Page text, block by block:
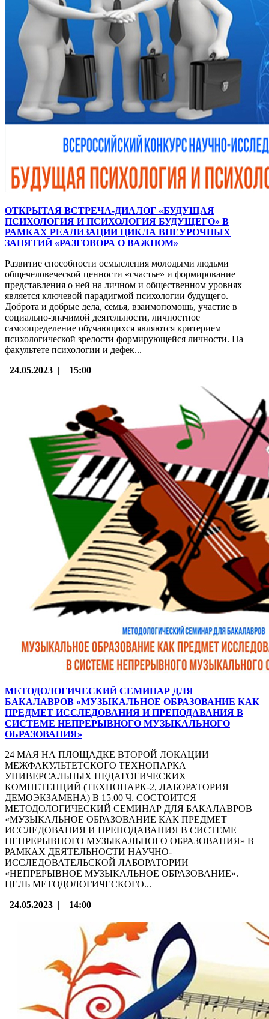
ОТКРЫТАЯ ВСТРЕЧА-ДИАЛОГ «БУДУЩАЯ
ПСИХОЛОГИЯ И ПСИХОЛОГИЯ БУДУЩЕГО» В
РАМКАХ РЕАЛИЗАЦИИ ЦИКЛА ВНЕУРОЧНЫХ
ЗАНЯТИЙ «РАЗГОВОРА О ВАЖНОМ»
Развитие способности осмысления молодыми людьми
общечеловеческой ценности «счастье» и формирование
представления о ней на личном и общественном уровнях
является ключевой парадигмой психологии будущего.
Доброта и добрые дела, семья, взаимопомощь, участие в
социально-значимой деятельности, личностное
самоопределение обучающихся являются критерием
психологической зрелости формирующейся личности. На
факультете психологии и дефек...
24.05.2023 | 15:00
МЕТОДОЛОГИЧЕСКИЙ СЕМИНАР ДЛЯ
БАКАЛАВРОВ «МУЗЫКАЛЬНОЕ ОБРАЗОВАНИЕ КАК
ПРЕДМЕТ ИССЛЕДОВАНИЯ И ПРЕПОДАВАНИЯ В
СИСТЕМЕ НЕПРЕРЫВНОГО МУЗЫКАЛЬНОГО
ОБРАЗОВАНИЯ»
24 МАЯ НА ПЛОЩАДКЕ ВТОРОЙ ЛОКАЦИИ
МЕЖФАКУЛЬТЕТСКОГО ТЕХНОПАРКА
УНИВЕРСАЛЬНЫХ ПЕДАГОГИЧЕСКИХ
КОМПЕТЕНЦИЙ (ТЕХНОПАРК-2, ЛАБОРАТОРИЯ
ДЕМОЭКЗАМЕНА) В 15.00 Ч. СОСТОИТСЯ
МЕТОДОЛОГИЧЕСКИЙ СЕМИНАР ДЛЯ БАКАЛАВРОВ
«МУЗЫКАЛЬНОЕ ОБРАЗОВАНИЕ КАК ПРЕДМЕТ
ИССЛЕДОВАНИЯ И ПРЕПОДАВАНИЯ В СИСТЕМЕ
НЕПРЕРЫВНОГО МУЗЫКАЛЬНОГО ОБРАЗОВАНИЯ» В
РАМКАХ ДЕЯТЕЛЬНОСТИ НАУЧНО-
ИССЛЕДОВАТЕЛЬСКОЙ ЛАБОРАТОРИИ
«НЕПРЕРЫВНОЕ МУЗЫКАЛЬНОЕ ОБРАЗОВАНИЕ».
ЦЕЛЬ МЕТОДОЛОГИЧЕСКОГО...
24.05.2023 | 14:00